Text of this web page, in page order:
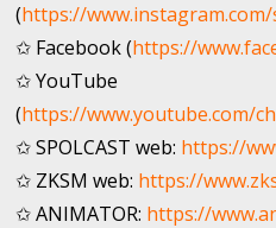
(https://
✩ Facebook (https://
✩ YouTube
(https://www.youtube.com/
✩ SPOLCAST web: https://
✩ ZKSM web: https://
✩ ANIMATOR: https://